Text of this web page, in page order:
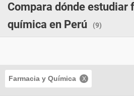
Compara dónde estudiar
química en Perú
(9)
Farmacia y Química